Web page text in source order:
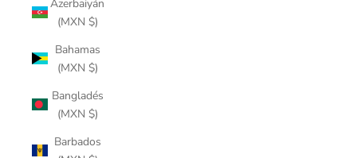
Azerbaiyán
(MXN $)
Bahamas
(MXN $)
Bangladés
(MXN $)
Barbados